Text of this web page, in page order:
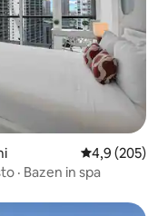
Povprečna
4,9 (205)
· Bazen in spa